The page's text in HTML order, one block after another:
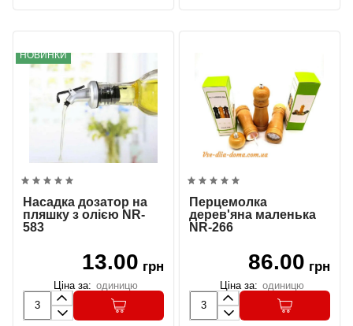
НОВИНКИ
Насадка дозатор на
пляшку з олією NR-
583
13.00 грн
Ціна за: одиницю
Перцемолка
дерев'яна маленька
NR-266
86.00 грн
Ціна за: одиницю